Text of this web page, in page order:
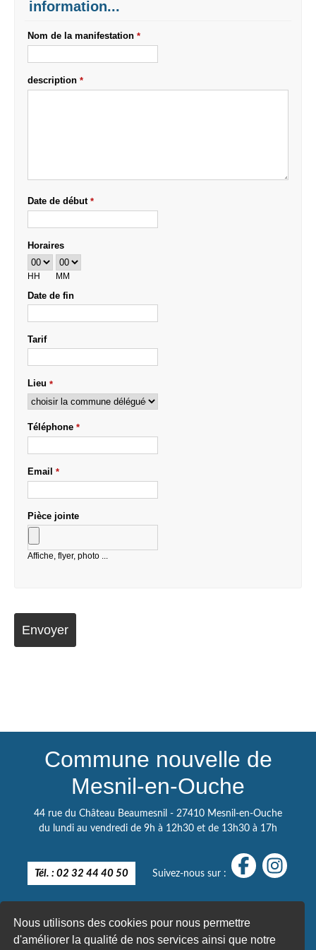
Nous utilisons des cookies pour nous permettre
d'améliorer la qualité de nos services ainsi que notre
information...
Nom de la manifestation *
description *
Date de début *
Horaires
HH MM
Date de fin
Tarif
Lieu *
Téléphone *
Email *
Pièce jointe
Affiche, flyer, photo ...
Commune nouvelle de
Mesnil-en-Ouche
44 rue du Château Beaumesnil - 27410 Mesnil-en-Ouche
du lundi au vendredi de 9h à 12h30 et de 13h30 à 17h
Tél. : 02 32 44 40 50 Suivez-nous sur :